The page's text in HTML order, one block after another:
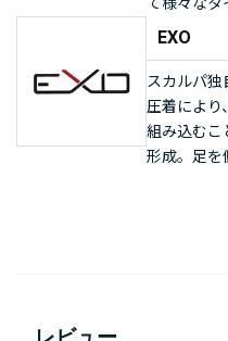
EXO
スカルパ
圧着により
組み込むこ
形成。足を